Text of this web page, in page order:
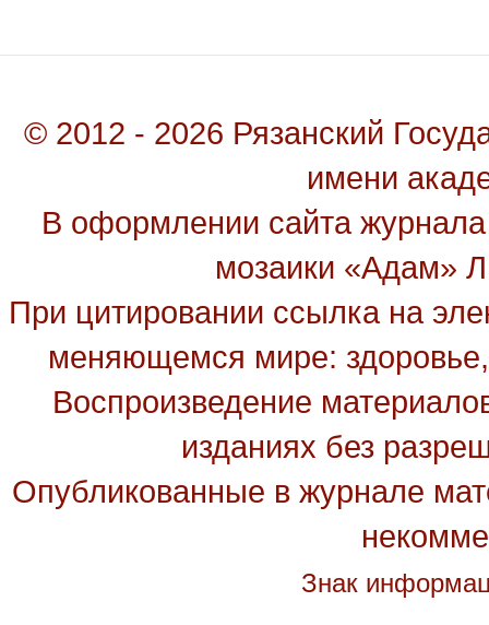
© 2012 - 2026 Рязанский
имени
В оформлении сайта
мозаики «Адам»
При цитировании ссылка на
меняющемся мире: здоровье,
Воспроизведение
изданиях без
Опубликованные в журнале
Знак